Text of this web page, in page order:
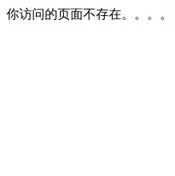
你访问的页面不存在。。。。